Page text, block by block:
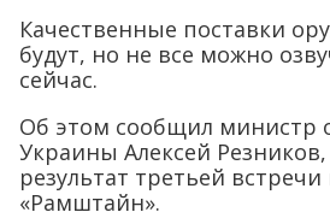
Качественные поставки
будут, но не все можно
сейчас.
Об этом сообщил министр
Украины Алексей
результат третьей
«Рамштайн».